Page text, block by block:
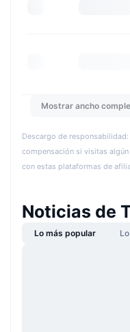
Mostrar ancho
Descargo de
compensación si visitas
con estas plataformas de
Noticias de
Lo más popular